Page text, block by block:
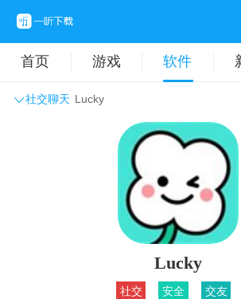
首页 游戏 软件
社交聊天 Lucky
主题壁纸 旅游出行
拍摄美化 时尚购物
Lucky
社交 安全 交友